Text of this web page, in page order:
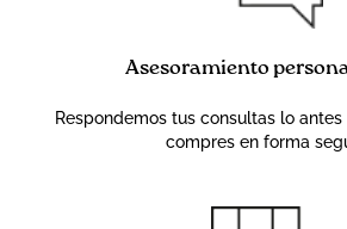
Asesoramiento
Respondemos tus consultas lo
compres en forma